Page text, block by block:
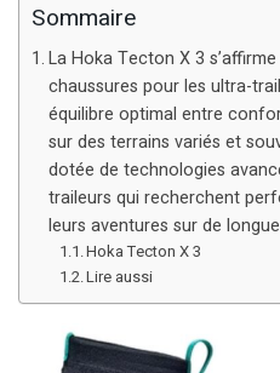
Sommaire
La Hoka Tecton X 3
chaussures pour les ultra-
équilibre optimal entre
sur des terrains variés et
dotée de technologies
traileurs qui recherchent
leurs aventures sur de
Hoka Tecton X 3
Lire aussi